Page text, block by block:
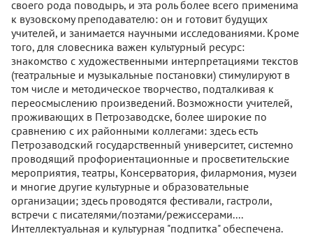
своего рода поводырь, и эта роль более всего применима
к вузовскому преподавателю: он и готовит будущих
учителей, и занимается научными исследованиями. Кроме
того, для словесника важен культурный ресурс:
знакомство с художественными интерпретациями текстов
(театральные и музыкальные постановки) стимулируют в
том числе и методическое творчество, подталкивая к
переосмыслению произведений. Возможности учителей,
проживающих в Петрозаводске, более широкие по
сравнению с их районными коллегами: здесь есть
Петрозаводский государственный университет, системно
проводящий профориентационные и просветительские
мероприятия, театры, Консерватория, филармония, музеи
и многие другие культурные и образовательные
организации; здесь проводятся фестивали, гастроли,
встречи с писателями/поэтами/режиссерами....
Интеллектуальная и культурная "подпитка" обеспечена.